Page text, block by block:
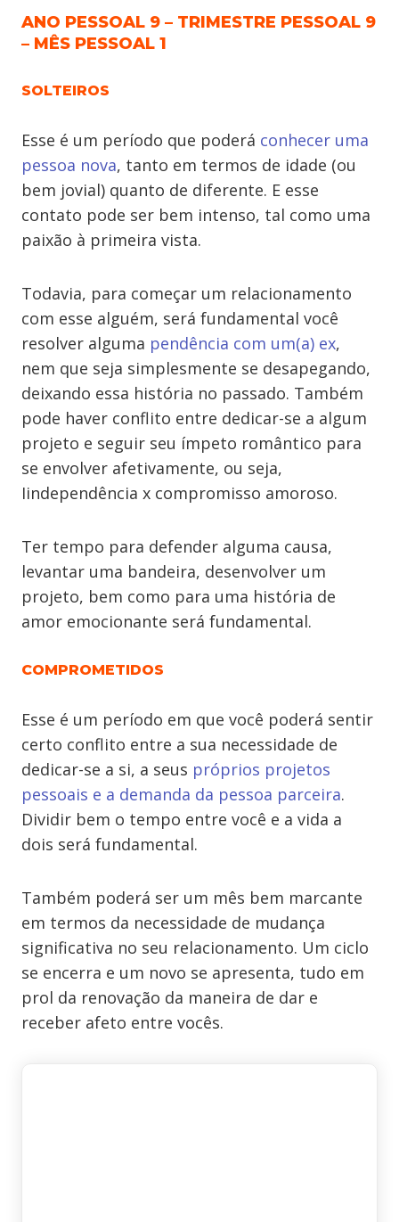
ANO PESSOAL 9 – TRIMESTRE PESSOAL 9
– MÊS PESSOAL 1
SOLTEIROS
Esse é um período que poderá conhecer uma
pessoa nova, tanto em termos de idade (ou
bem jovial) quanto de diferente. E esse
contato pode ser bem intenso, tal como uma
paixão à primeira vista.
Todavia, para começar um relacionamento
com esse alguém, será fundamental você
resolver alguma pendência com um(a) ex,
nem que seja simplesmente se desapegando,
deixando essa história no passado. Também
pode haver conflito entre dedicar-se a algum
projeto e seguir seu ímpeto romântico para
se envolver afetivamente, ou seja,
Iindependência x compromisso amoroso.
Ter tempo para defender alguma causa,
levantar uma bandeira, desenvolver um
projeto, bem como para uma história de
amor emocionante será fundamental.
COMPROMETIDOS
Esse é um período em que você poderá sentir
certo conflito entre a sua necessidade de
dedicar-se a si, a seus próprios projetos
pessoais e a demanda da pessoa parceira.
Dividir bem o tempo entre você e a vida a
dois será fundamental.
Também poderá ser um mês bem marcante
em termos da necessidade de mudança
significativa no seu relacionamento. Um ciclo
se encerra e um novo se apresenta, tudo em
prol da renovação da maneira de dar e
receber afeto entre vocês.